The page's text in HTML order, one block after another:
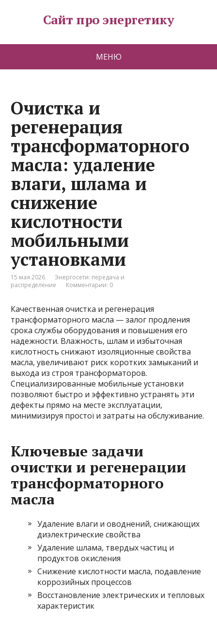
Сайт про энергетику
МЕНЮ
Очистка и
регенерация
трансформаторного
масла: удаление
влаги, шлама и
снижение
кислотности
мобильными
установками
15 мая 2026
Энергосети: передача и
распределение
Комментарии: 0
Качественная очистка и регенерация
трансформаторного масла — залог продления
срока службы оборудования и повышения его
надежности. Влажность, шлам и избыточная
кислотность снижают изоляционные свойства
масла, увеличивают риск коротких замыканий и
выхода из строя трансформаторов.
Специализированные мобильные установки
позволяют быстро и эффективно устранять эти
дефекты прямо на месте эксплуатации,
минимизируя простої и затраты на обслуживание.
Ключевые задачи
очистки и регенерации
трансформаторного
масла
Удаление влаги и оводнений, снижающих
диэлектрические свойства
Удаление шлама, твердых частиц и
продуктов окисления
Снижение кислотности масла, подавление
коррозийных процессов
Восстановление электрических и тепловых
характеристик